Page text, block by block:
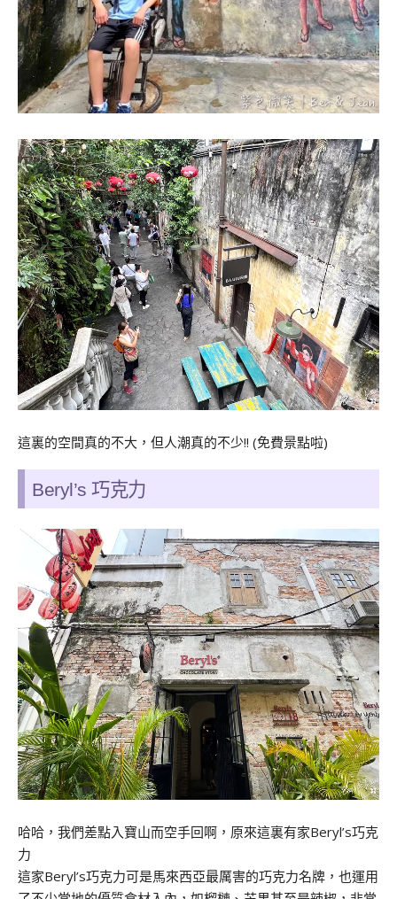
這裏的空間真的不大，但人潮真的不少!! (免費景點啦)
Beryl’s 巧克力
哈哈，我們差點入寶山而空手回啊，原來這裏有家Beryl’s巧克
力
這家Beryl’s巧克力可是馬來西亞最厲害的巧克力名牌，也運用